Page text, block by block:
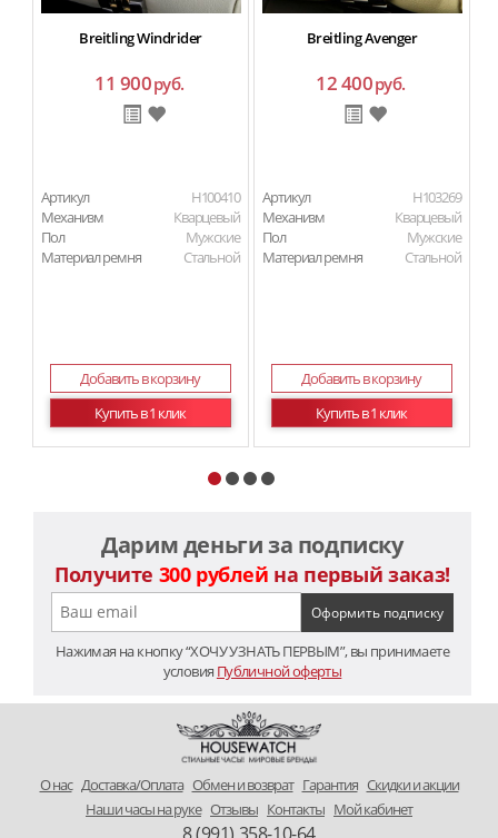
Breitling Windrider
11 900руб.
Артикул
H100410
Механизм
Кварцевый
Пол
Мужские
Материал ремня
Стальной
Добавить в корзину
Купить в 1 клик
Breitling Avenger
12 400руб.
Артикул
H103269
Механизм
Кварцевый
Пол
Мужские
Материал ремня
Стальной
Добавить в корзину
Купить в 1 клик
Дарим деньги за подписку
Получите 300 рублей на первый заказ!
Нажимая на кнопку “ХОЧУ УЗНАТЬ ПЕРВЫМ”, вы принимаете
условия Публичной оферты
O нас Доставка/Оплата Обмен и возврат Гарантия Скидки и акции
Наши часы на руке Отзывы Контакты Мой кабинет
8 (991) 358-10-64